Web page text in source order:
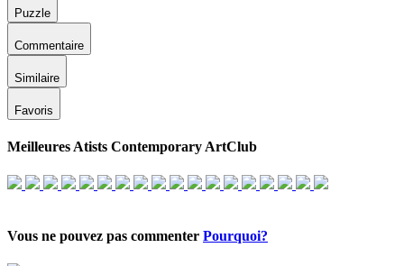
Puzzle
Commentaire
Similaire
Favoris
Meilleures Atists Contemporary ArtClub
Vous ne pouvez pas commenter Pourquoi?